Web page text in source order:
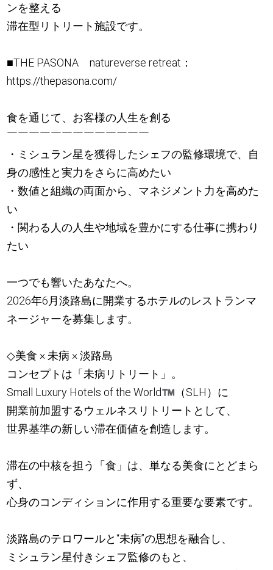
ンを整える
滞在型リトリート施設です。
■THE PASONA natureverse retreat：
https://thepasona.com/
食を通じて、お客様の人生を創る
￣￣￣￣￣￣￣￣￣￣￣￣￣
・ミシュラン星を獲得したシェフの監修環境で、自
身の感性と実力をさらに高めたい
・数値と組織の両面から、マネジメント力を高めた
い
・関わる人の人生や地域を豊かにする仕事に携わり
たい
一つでも響いたあなたへ。
2026年6月淡路島に開業するホテルのレストランマ
ネージャーを募集します。
◇美食 × 未病 × 淡路島
コンセプトは「未病リトリート」。
Small Luxury Hotels of the World™ （SLH）に
開業前加盟するウェルネスリトリートとして、
世界基準の新しい滞在価値を創造します。
滞在の中核を担う「食」は、単なる美食にとどまら
ず、
心身のコンディションに作用する重要な要素です。
淡路島のテロワールと“未病”の思想を融合し、
ミシュラン星付きシェフ監修のもと、